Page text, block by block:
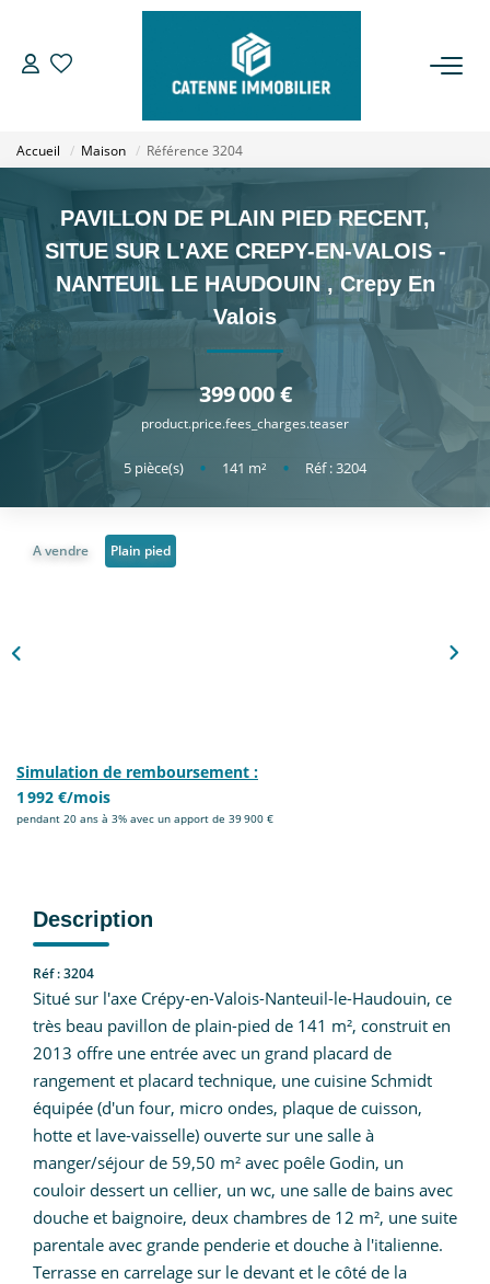
LOUER
ESTIMER
GESTION
NOTRE AGENCE
Qui Sommes Nous
Notre Équipe
Accueil Maison Référence 3204
PAVILLON DE PLAIN PIED RECENT,
SITUE SUR L'AXE CREPY-EN-VALOIS -
NANTEUIL LE HAUDOUIN , Crepy En
Valois
399 000 €
product.price.fees_charges.teaser
5 pièce(s) • 141 m² • Réf : 3204
A vendre Plain pied
Simulation de remboursement :
1 992 €/mois
pendant 20 ans à 3% avec un apport de 39 900 €
Description
Réf : 3204
Situé sur l'axe Crépy-en-Valois-Nanteuil-le-Haudouin, ce
très beau pavillon de plain-pied de 141 m², construit en
2013 offre une entrée avec un grand placard de
rangement et placard technique, une cuisine Schmidt
équipée (d'un four, micro ondes, plaque de cuisson,
hotte et lave-vaisselle) ouverte sur une salle à
manger/séjour de 59,50 m² avec poêle Godin, un
couloir dessert un cellier, un wc, une salle de bains avec
douche et baignoire, deux chambres de 12 m², une suite
parentale avec grande penderie et douche à l'italienne.
Terrasse en carrelage sur le devant et le côté de la